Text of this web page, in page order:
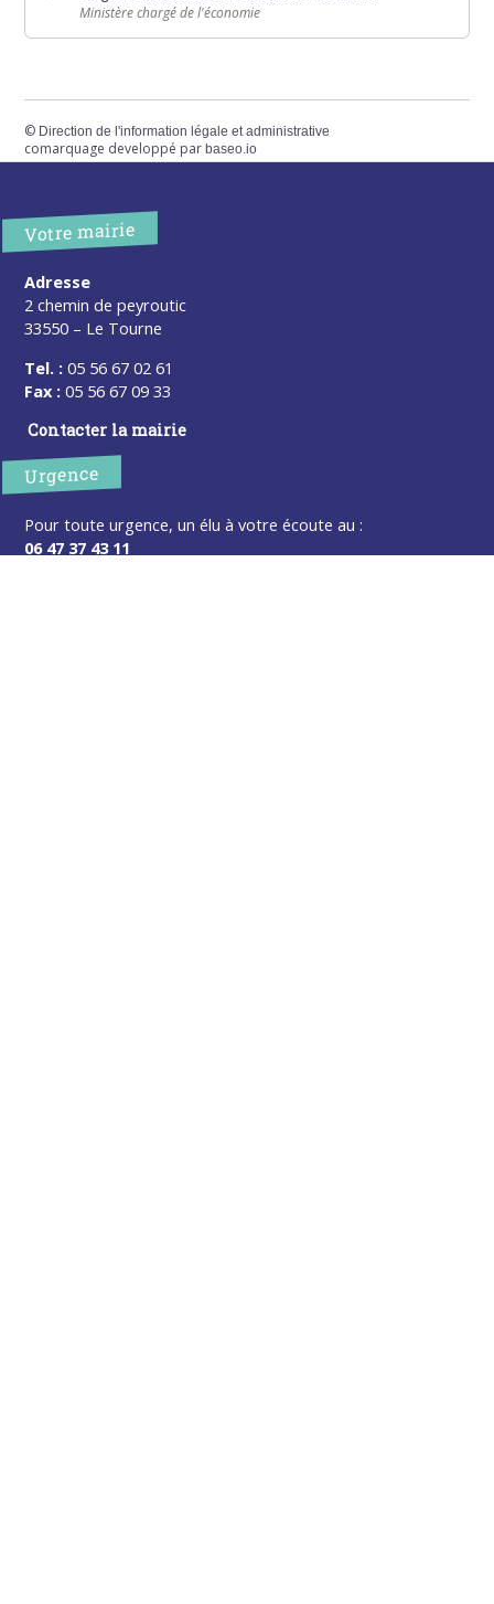
Ministère chargé de l'économie
© Direction de l'information légale et administrative
comarquage developpé parbaseo.io
Votre mairie
Adresse
2 chemin de peyroutic
33550 – Le Tourne
Tel. : 05 56 67 02 61
Fax : 05 56 67 09 33
Contacter la mairie
Urgence
Pour toute urgence, un élu à votre écoute au :
06 47 37 43 11